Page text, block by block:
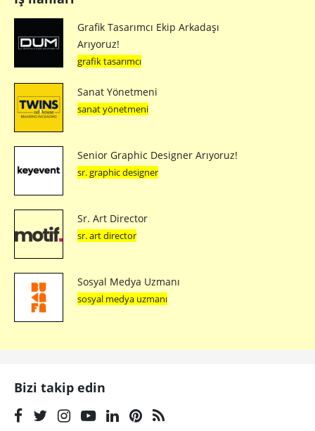
Grafik Tasarımcı Ekip Arkadaşı
Arıyoruz!
grafik tasarımcı
Sanat Yönetmeni
sanat yönetmeni
Senior Graphic Designer Arıyoruz!
sr. graphic designer
Sr. Art Director
sr. art director
Sosyal Medya Uzmanı
sosyal medya uzmanı
Bizi takip edin